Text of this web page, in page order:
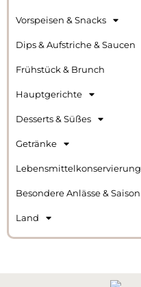
Vorspeisen & Snacks
Dips & Aufstriche & Saucen
Frühstück & Brunch
Hauptgerichte
Desserts & Süßes
Getränke
Lebensmittelkonservierung
Besondere Anlässe & Saison
Land